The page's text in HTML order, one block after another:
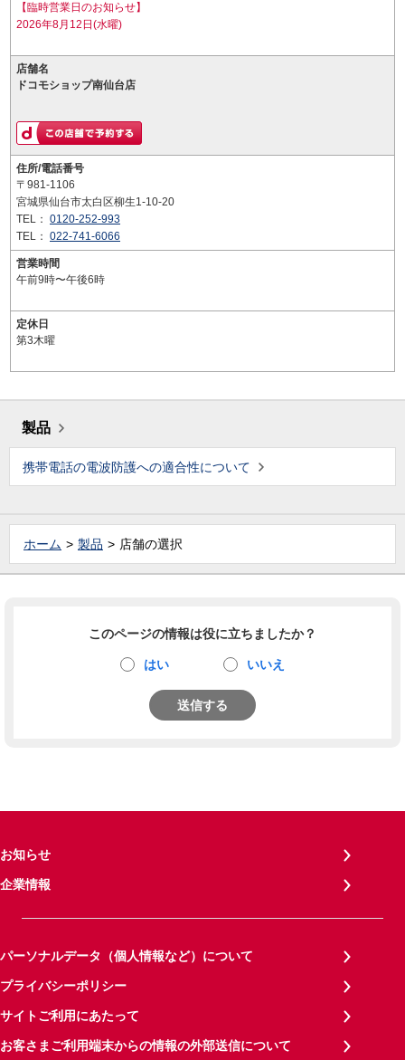
【臨時営業日のお知らせ】
2026年8月12日(水曜)
店舗名
ドコモショップ南仙台店
住所/電話番号
〒981-1106
宮城県仙台市太白区柳生1-10-20
TEL： 0120-252-993
TEL： 022-741-6066
営業時間
午前9時〜午後6時
定休日
第3木曜
製品
携帯電話の電波防護への適合性について
ホーム 製品 店舗の選択
このページの情報は役に立ちましたか？
はい いいえ
送信する
お知らせ
企業情報
パーソナルデータ（個人情報など）について
プライバシーポリシー
サイトご利用にあたって
お客さまご利用端末からの情報の外部送信について